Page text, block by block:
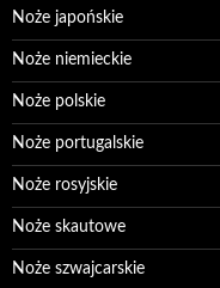
Noże japońskie
Noże niemieckie
Noże polskie
Noże portugalskie
Noże rosyjskie
Noże skautowe
Noże szwajcarskie